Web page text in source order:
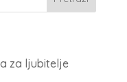
za ljubitelje